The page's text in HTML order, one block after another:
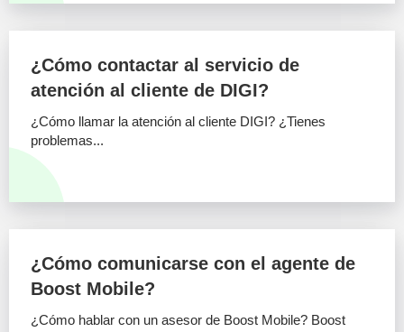
¿Cómo contactar al servicio de
atención al cliente de DIGI?
¿Cómo llamar la atención al cliente DIGI? ¿Tienes
problemas...
¿Cómo comunicarse con el agente de
Boost Mobile?
¿Cómo hablar con un asesor de Boost Mobile? Boost